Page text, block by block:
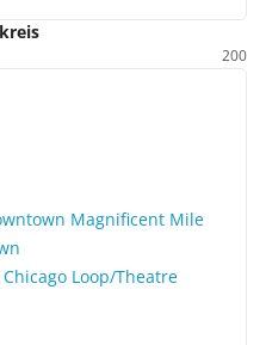
200
Magnificent Mile
Loop/Theatre